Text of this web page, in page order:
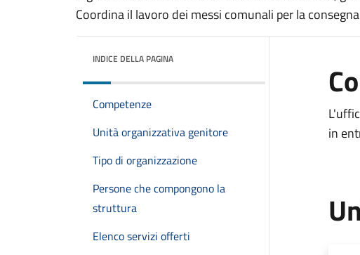
Coordina il lavoro dei messi comunali per la
INDICE DELLA PAGINA
Competenze
Unità organizzativa genitore
Tipo di organizzazione
Persone che compongono la
struttura
Elenco servizi offerti
in